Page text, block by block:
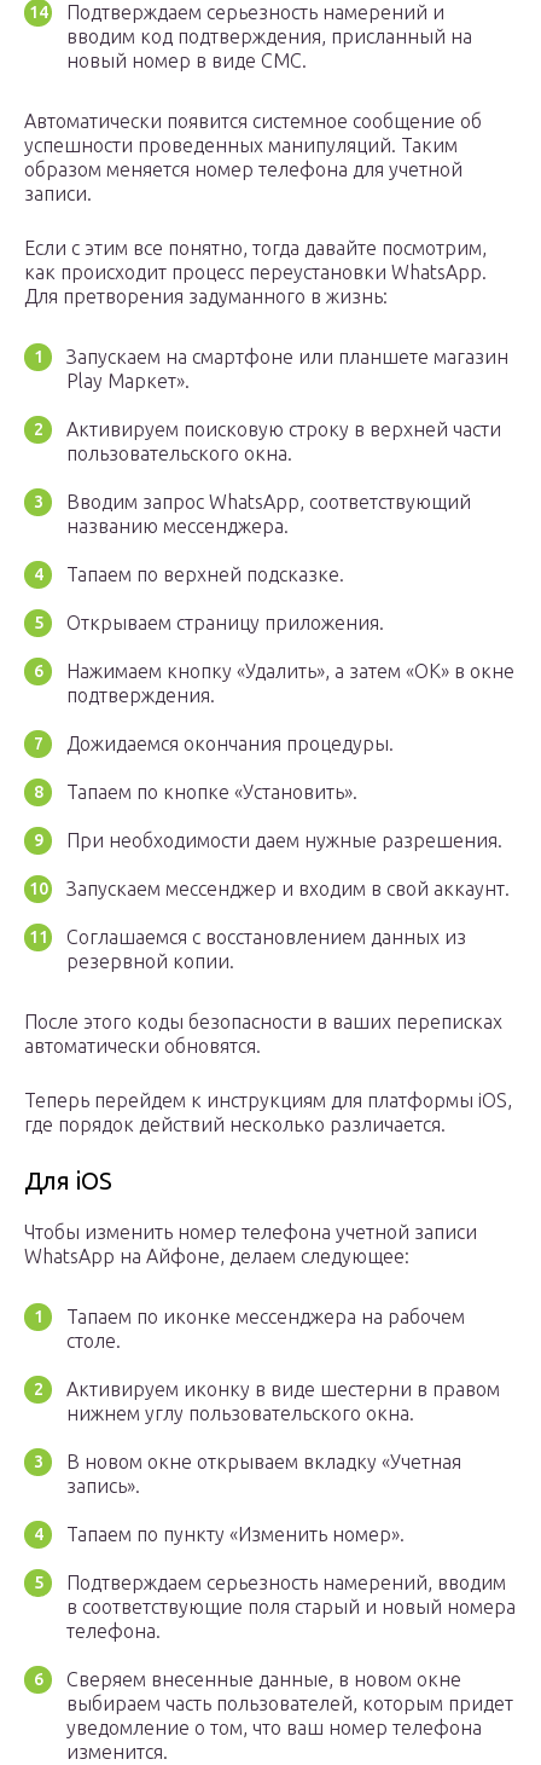
Подтверждаем серьезность намерений и
вводим код подтверждения, присланный на
новый номер в виде СМС.
Автоматически появится системное сообщение об
успешности проведенных манипуляций. Таким
образом меняется номер телефона для учетной
записи.
Если с этим все понятно, тогда давайте посмотрим,
как происходит процесс переустановки WhatsApp.
Для претворения задуманного в жизнь:
Запускаем на смартфоне или планшете магазин
Play Маркет».
Активируем поисковую строку в верхней части
пользовательского окна.
Вводим запрос WhatsApp, соответствующий
названию мессенджера.
Тапаем по верхней подсказке.
Открываем страницу приложения.
Нажимаем кнопку «Удалить», а затем «ОК» в окне
подтверждения.
Дожидаемся окончания процедуры.
Тапаем по кнопке «Установить».
При необходимости даем нужные разрешения.
Запускаем мессенджер и входим в свой аккаунт.
Соглашаемся с восстановлением данных из
резервной копии.
После этого коды безопасности в ваших переписках
автоматически обновятся.
Теперь перейдем к инструкциям для платформы iOS,
где порядок действий несколько различается.
Для iOS
Чтобы изменить номер телефона учетной записи
WhatsApp на Айфоне, делаем следующее:
Тапаем по иконке мессенджера на рабочем
столе.
Активируем иконку в виде шестерни в правом
нижнем углу пользовательского окна.
В новом окне открываем вкладку «Учетная
запись».
Тапаем по пункту «Изменить номер».
Подтверждаем серьезность намерений, вводим
в соответствующие поля старый и новый номера
телефона.
Сверяем внесенные данные, в новом окне
выбираем часть пользователей, которым придет
уведомление о том, что ваш номер телефона
изменится.